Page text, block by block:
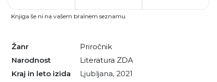
Žanr
priročnik
Narodnost
literatura ZDA
Kraj in leto izida
Ljubljana, 2021
Knjiga še ni na vašem bralnem seznamu.